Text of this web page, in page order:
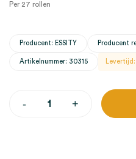
Per 27 rollen
Producent: ESSITY Producent
Artikelnummer: 30315
- +